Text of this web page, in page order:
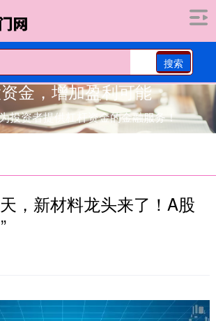
搜索
金，增加盈利可能
投资者提供杠杆资金的金融服务！
，新材料龙头来了！A股